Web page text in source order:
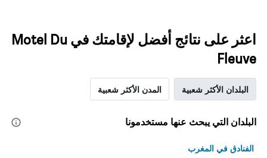
اعثر على نتائج أفضل لإقامتك في Motel Du
Fleuve
البلدان الأكثر شعبية المدن الأكثر شعبية
البلدان التي يبحث عنها مستخدمونا
الفنادق في المغرب